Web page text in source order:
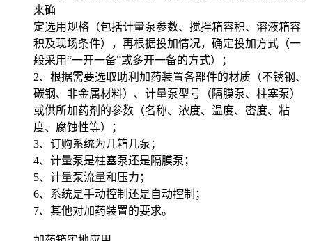
来确
定选用规格（包括计量泵参数、搅拌箱容积、溶液箱容
积及现场条件），再根据投加情况，确定投加方式（一
般采用“一开一备”或多开一备的方式）；
2、根据需要选取助利加药装置各部件的材质（不锈钢、
碳钢、非金属材料）、计量泵型号（隔膜泵、柱塞泵）
或供所加药剂的参数（名称、浓度、温度、密度、粘
度、腐蚀性等）；
3、订购系统为几箱几泵；
4、计量泵是柱塞泵还是隔膜泵；
5、计量泵流量和压力；
6、系统是手动控制还是自动控制；
7、其他对加药装置的要求。